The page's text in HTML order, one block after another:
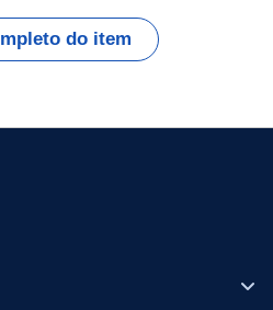
do item